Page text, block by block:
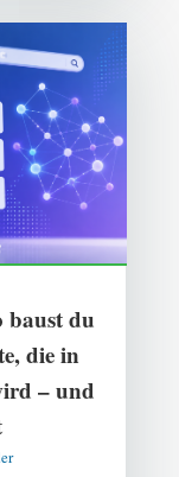
baust du
die in
– und